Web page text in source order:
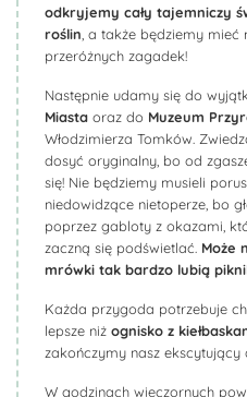
odkryjemy cały tajemniczy
roślin , a także będziemy
przeróżnych zagadek!
Następnie udamy się do
Miasta oraz do Muzeum
Włodzimierza Tomków.
dosyć oryginalny, bo od
się! Nie będziemy musieli
niedowidzące nietoperze, bo
poprzez gabloty z okazami,
zaczną się podświetlać. Może
mrówki tak bardzo lubią
Każda przygoda potrzebuje
lepsze niż ognisko z
zakończymy nasz ekscytujący
W godzinach wieczornych